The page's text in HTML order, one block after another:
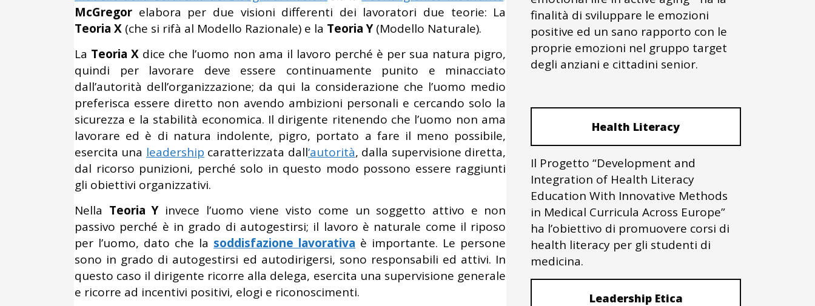
McGregor elabora per due visioni differenti dei lavoratori due teorie: La
Teoria X (che si rifà al Modello Razionale) e la Teoria Y(Modello Naturale).
La Teoria X dice che l’uomo non ama il lavoro perché è per sua natura pigro,
quindi per lavorare deve essere continuamente punito e minacciato
dall’autorità dell’organizzazione; da qui la considerazione che l’uomo medio
preferisca essere diretto non avendo ambizioni personali e cercando solo la
sicurezza e la stabilità economica. Il dirigente ritenendo che l’uomo non ama
lavorare ed è di natura indolente, pigro, portato a fare il meno possibile,
esercita una leadership caratterizzata dall‘autorità, dalla supervisione diretta,
dal ricorso punizioni, perché solo in questo modo possono essere raggiunti
gli obiettivi organizzativi.
Nella Teoria Yinvece l’uomo viene visto come un soggetto attivo e non
passivo perché è in grado di autogestirsi; il lavoro è naturale come il riposo
per l’uomo, dato che la soddisfazione lavorativa è importante. Le persone
sono in grado di autogestirsi ed autodirigersi, sono responsabili ed attivi. In
questo caso il dirigente ricorre alla delega, esercita una supervisione generale
e ricorre ad incentivi positivi, elogi e riconoscimenti.
finalità di sviluppare le emozioni
positive ed un sano rapporto con le
proprie emozioni nel gruppo target
degli anziani e cittadini senior.
Health Literacy
Il Progetto “Development and
Integration of Health Literacy
Education With Innovative Methods
in Medical Curricula Across Europe”
ha l’obiettivo di promuovere corsi di
health literacy per gli studenti di
medicina.
Leadership Etica